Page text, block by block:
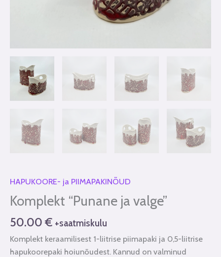
HAPUKOORE- ja PIIMAPAKINÕUD
Komplekt “Punane ja valge”
50.00 € +saatmiskulu
Komplekt keraamilisest 1-liitrise piimapaki ja 0,5-liitrise
hapukoorepaki hoiunõudest. Kannud on valminud